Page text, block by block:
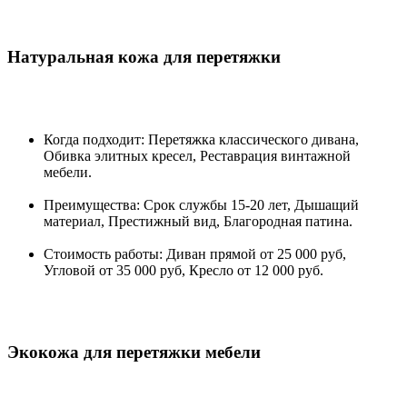
Натуральная кожа для перетяжки
Когда подходит: Перетяжка классического дивана,
Обивка элитных кресел, Реставрация винтажной
мебели.
Преимущества: Срок службы 15-20 лет, Дышащий
материал, Престижный вид, Благородная патина.
Стоимость работы: Диван прямой от 25 000 руб,
Угловой от 35 000 руб, Кресло от 12 000 руб.
Экокожа для перетяжки мебели